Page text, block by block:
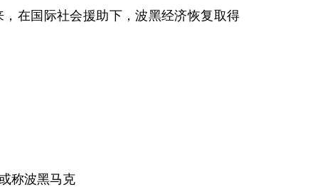
在国际社会援助下，波黑经济恢复取得
称波黑马克